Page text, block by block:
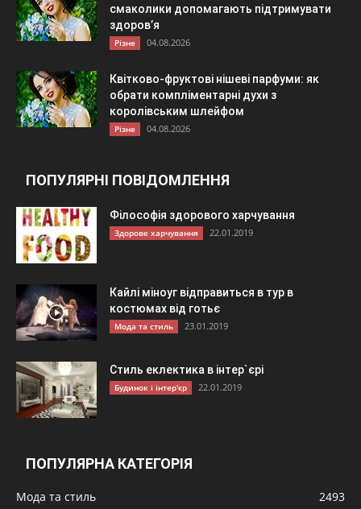
смаколики допомагають підтримувати
здоров’я
Різне 04.08.2026
Квітково-фруктові нішеві парфуми: як
обрати компліментарні духи з
королівським шлейфом
Різне 04.08.2026
ПОПУЛЯРНІ ПОВІДОМЛЕННЯ
Філософія здорового харчування
Здорове харчування 22.01.2019
Кайлі міноуг відправиться в тур в
костюмах від готьє
Мода та стиль 23.01.2019
Стиль еклектика в інтер`єрі
Будинок і інтер'єр 22.01.2019
ПОПУЛЯРНА КАТЕГОРІЯ
Мода та стиль
2493